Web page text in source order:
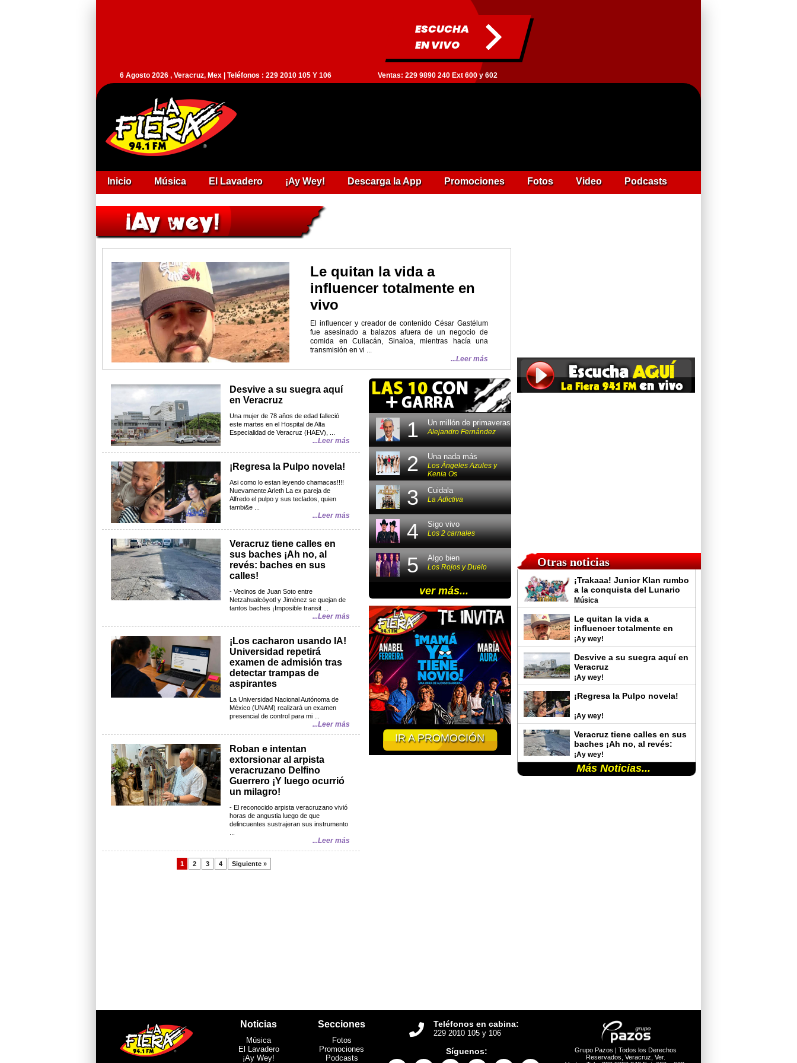
ESCUCHA
EN VIVO
6 Agosto 2026 , Veracruz, Mex | Teléfonos : 229 2010 105 Y 106 Ventas: 229 9890 240 Ext 600 y 602
Inicio Música El Lavadero ¡Ay Wey! Descarga la App Promociones Fotos Video Podcasts
Otras noticias
¡Trakaaa! Junior Klan rumbo
a la conquista del Lunario
del Auditorio Nacional
Música
Le quitan la vida a
influencer totalmente en
vivo
¡Ay wey!
Desvive a su suegra aquí en
Veracruz
¡Ay wey!
¡Regresa la Pulpo novela!
¡Ay wey!
Veracruz tiene calles en sus
baches ¡Ah no, al revés:
baches en sus calles!
¡Ay wey!
Más Noticias...
Le quitan la vida a
influencer totalmente en
vivo
El influencer y creador de contenido César Gastélum
fue asesinado a balazos afuera de un negocio de
comida en Culiacán, Sinaloa, mientras hacía una
transmisión en vi ...
...Leer más
Desvive a su suegra aquí
en Veracruz
Una mujer de 78 años de edad falleció
este martes en el Hospital de Alta
Especialidad de Veracruz (HAEV), ...
...Leer más
¡Regresa la Pulpo novela!
Asi como lo estan leyendo chamacas!!!!
Nuevamente Arleth La ex pareja de
Alfredo el pulpo y sus teclados, quien
tambi&e ...
...Leer más
Veracruz tiene calles en
sus baches ¡Ah no, al
revés: baches en sus
calles!
- Vecinos de Juan Soto entre
Netzahualcóyotl y Jiménez se quejan de
tantos baches ¡Imposible transit ...
...Leer más
¡Los cacharon usando IA!
Universidad repetirá
examen de admisión tras
detectar trampas de
aspirantes
La Universidad Nacional Autónoma de
México (UNAM) realizará un examen
presencial de control para mi ...
...Leer más
Roban e intentan
extorsionar al arpista
veracruzano Delfino
Guerrero ¡Y luego ocurrió
un milagro!
- El reconocido arpista veracruzano vivió
horas de angustia luego de que
delincuentes sustrajeran sus instrumento
...Leer más
1 Un millón de primaveras
Alejandro Fernández
2 Una nada más
Los Ángeles Azules y
Kenia Os
3 Cuidala
La Adictiva
4 Sigo vivo
Los 2 carnales
5 Algo bien
Los Rojos y Duelo
ver más...
IR A PROMOCIÓN
1 2 3 4 Siguiente »
Noticias
Música
El Lavadero
¡Ay Wey!
Secciones
Fotos
Promociones
Podcasts
Teléfonos en cabina:
229 2010 105 y 106
Síguenos:
Grupo Pazos | Todos los Derechos
Reservados, Veracruz, Ver.